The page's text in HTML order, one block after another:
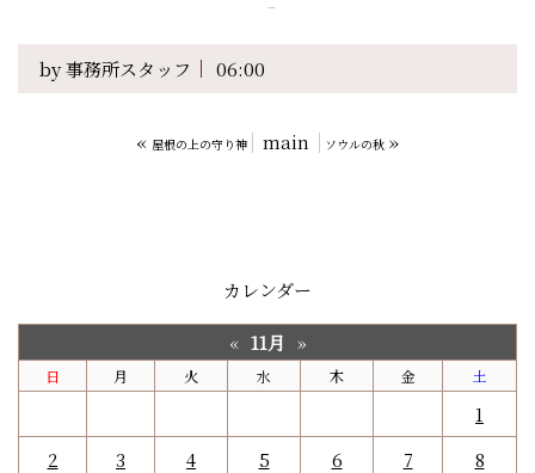
by事務所スタッフ 06:00
« 屋根の上の守り神 main ソウルの秋 »
カレンダー
« 11月 »
日 月 火 水 木 金 土
1
2
3 4 5 6 7
8